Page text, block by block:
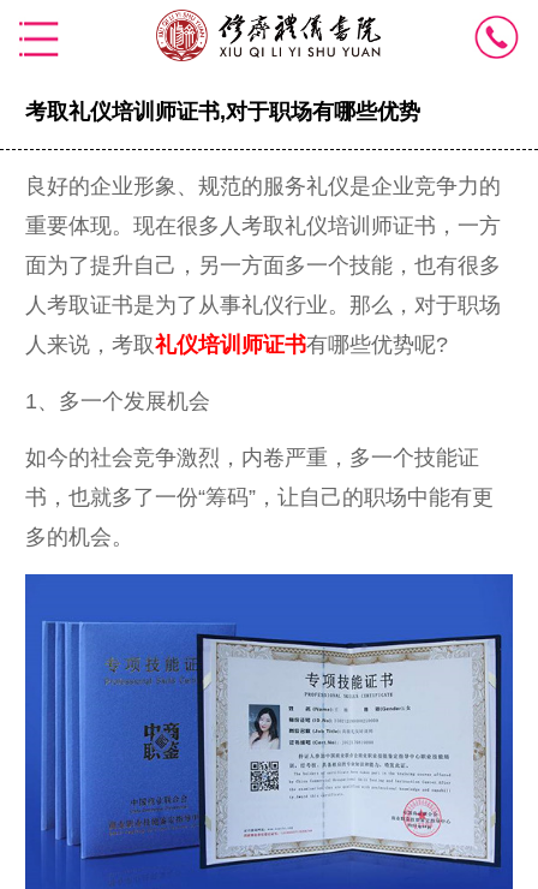
考取礼仪培训师证书,对于职场有哪些优势
良好的企业形象、规范的服务礼仪是企业竞争力的
重要体现。现在很多人考取礼仪培训师证书，一方
面为了提升自己，另一方面多一个技能，也有很多
人考取证书是为了从事礼仪行业。那么，对于职场
人来说，考取礼仪培训师证书有哪些优势呢?
1、多一个发展机会
如今的社会竞争激烈，内卷严重，多一个技能证
书，也就多了一份“筹码”，让自己的职场中能有更
多的机会。